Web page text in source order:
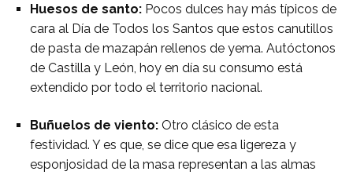
Huesos de santo: Pocos dulces hay más típicos de
cara al Día de Todos los Santos que estos canutillos
de pasta de mazapán rellenos de yema. Autóctonos
de Castilla y León, hoy en día su consumo está
extendido por todo el territorio nacional.
Buñuelos de viento: Otro clásico de esta
festividad. Y es que, se dice que esa ligereza y
esponjosidad de la masa representan a las almas